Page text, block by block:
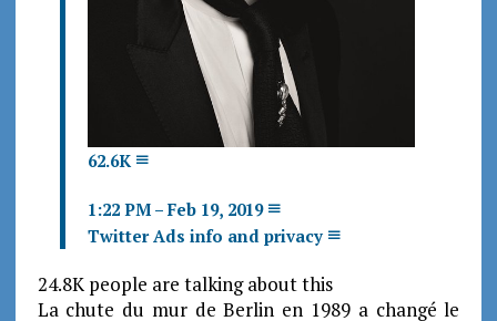
62.6K
1:22 PM – Feb 19, 2019
Twitter Ads info and privacy
24.8K people are talking about this
La chute du mur de Berlin en 1989 a changé le